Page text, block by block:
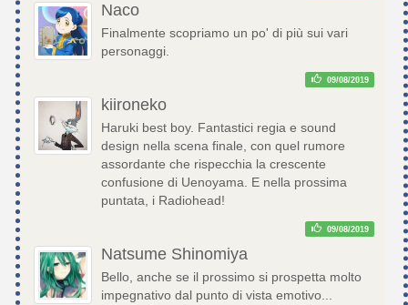
Naco
Finalmente scopriamo un po' di più sui vari
personaggi.
09/08/2019
kiironeko
Haruki best boy. Fantastici regia e sound
design nella scena finale, con quel rumore
assordante che rispecchia la crescente
confusione di Uenoyama. E nella prossima
puntata, i Radiohead!
09/08/2019
Natsume Shinomiya
Bello, anche se il prossimo si prospetta molto
impegnativo dal punto di vista emotivo...